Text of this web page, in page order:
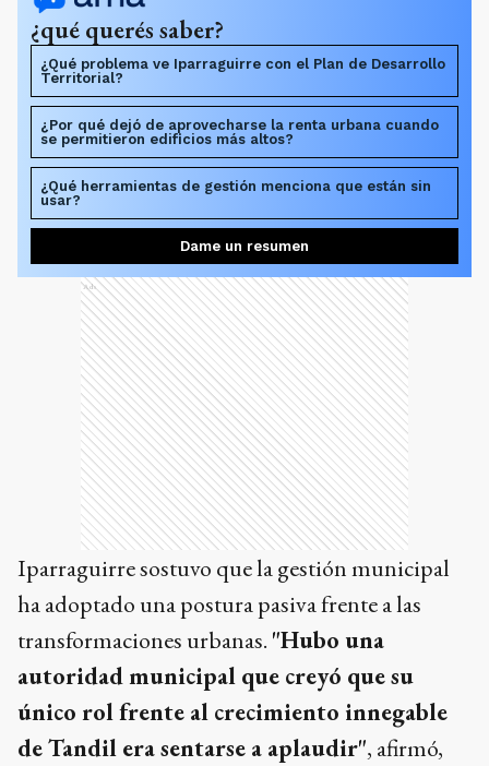
¿qué querés saber?
¿Qué problema ve Iparraguirre con el Plan de Desarrollo
Territorial?
¿Por qué dejó de aprovecharse la renta urbana cuando
se permitieron edificios más altos?
¿Qué herramientas de gestión menciona que están sin
usar?
Dame un resumen
Ads
Iparraguirre sostuvo que la gestión municipal
ha adoptado una postura pasiva frente a las
transformaciones urbanas. "Hubo una
autoridad municipal que creyó que su
único rol frente al crecimiento innegable
de Tandil era sentarse a aplaudir", afirmó,